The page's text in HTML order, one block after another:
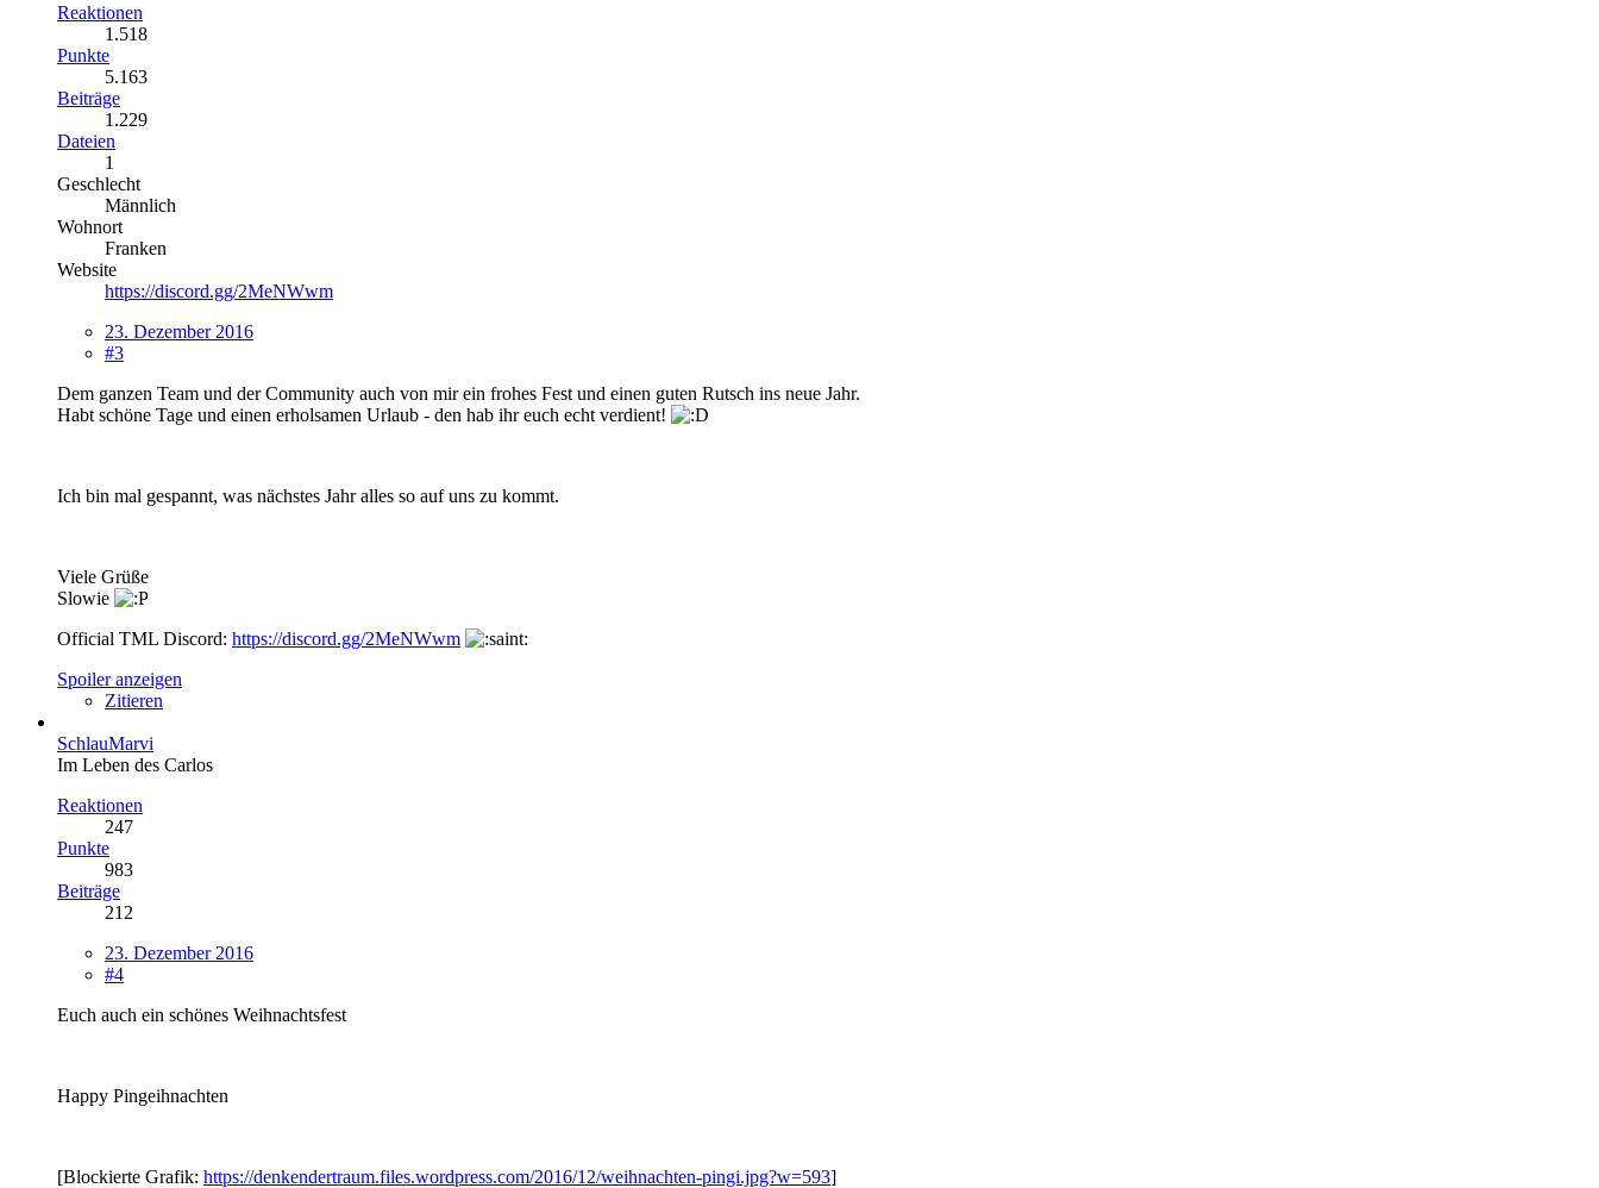
Reaktionen
1.518
Punkte
5.163
Beiträge
1.229
Dateien
1
Geschlecht
Männlich
Wohnort
Franken
Website
https://discord.gg/2MeNWwm
23. Dezember 2016
#3
Dem ganzen Team und der Community auch von mir ein frohes Fest und einen guten Rutsch ins neue Jahr.
Habt schöne Tage und einen erholsamen Urlaub - den hab ihr euch echt verdient!
Ich bin mal gespannt, was nächstes Jahr alles so auf uns zu kommt.
Viele Grüße
Slowie
Official TML Discord: https://discord.gg/2MeNWwm
Spoiler anzeigen
Zitieren
SchlauMarvi
Im Leben des Carlos
Reaktionen
247
Punkte
983
Beiträge
212
23. Dezember 2016
#4
Euch auch ein schönes Weihnachtsfest
Happy Pingeihnachten
[Blockierte Grafik: https://denkendertraum.files.wordpress.com/2016/12/weihnachten-pingi.jpg?w=593]